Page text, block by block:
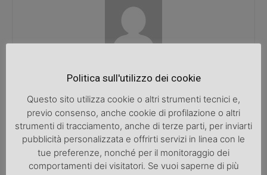
ARTICOLI CORRELATI ALTRO DALL'AUTORE
Materiale didattico: grembiuli e libri si
comprano online
Politica sull'utilizzo dei cookie
Questo sito utilizza cookie o altri strumenti tecnici e,
previo consenso, anche cookie di profilazione o altri
strumenti di tracciamento, anche di terze parti, per inviarti
pubblicità personalizzata e offrirti servizi in linea con le
tue preferenze, nonché per il monitoraggio dei
comportamenti dei visitatori. Se vuoi saperne di più